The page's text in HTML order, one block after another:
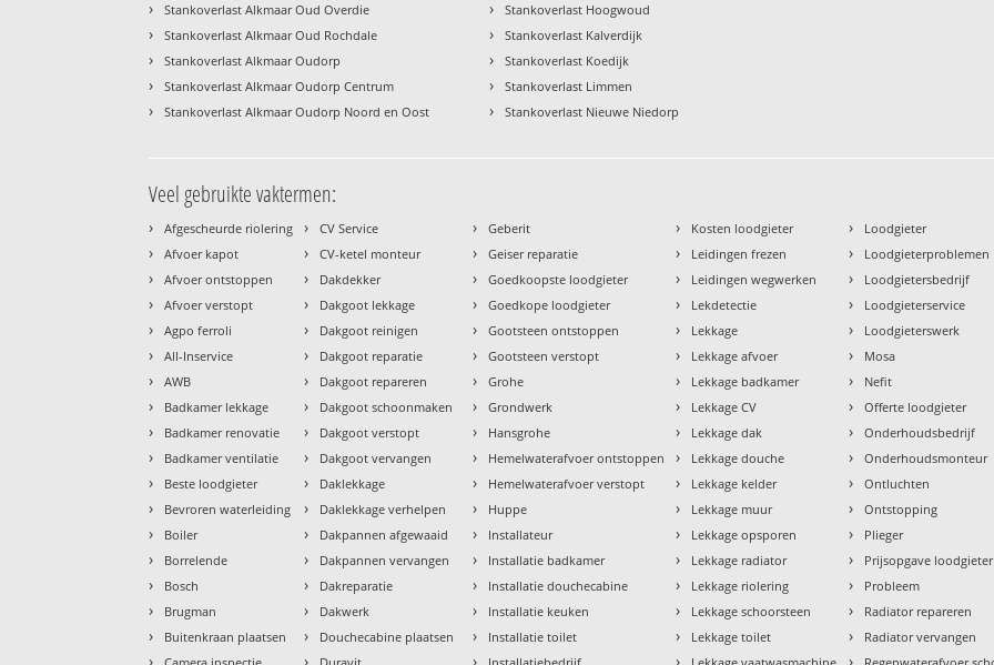
› Stankoverlast Alkmaar Oud Overdie
› Stankoverlast Alkmaar Oud Rochdale
› Stankoverlast Alkmaar Oudorp
› Stankoverlast Alkmaar Oudorp Centrum
› Stankoverlast Alkmaar Oudorp Noord en Oost
› Stankoverlast Hoogwoud
› Stankoverlast Kalverdijk
› Stankoverlast Koedijk
› Stankoverlast Limmen
› Stankoverlast Nieuwe Niedorp
Veel gebruikte vaktermen:
› Afgescheurde riolering
› Afvoer kapot
› Afvoer ontstoppen
› Afvoer verstopt
› Agpo ferroli
› All-Inservice
› AWB
› Badkamer lekkage
› Badkamer renovatie
› Badkamer ventilatie
› Beste loodgieter
› Bevroren waterleiding
› Boiler
› Borrelende
› Bosch
› Brugman
› Buitenkraan plaatsen
›
› CV Service
› CV-ketel monteur
› Dakdekker
› Dakgoot lekkage
› Dakgoot reinigen
› Dakgoot reparatie
› Dakgoot repareren
› Dakgoot schoonmaken
› Dakgoot verstopt
› Dakgoot vervangen
› Daklekkage
› Daklekkage verhelpen
› Dakpannen afgewaaid
› Dakpannen vervangen
› Dakreparatie
› Dakwerk
› Douchecabine plaatsen
›
› Geberit
› Geiser reparatie
› Goedkoopste loodgieter
› Goedkope loodgieter
› Gootsteen ontstoppen
› Gootsteen verstopt
› Grohe
› Grondwerk
› Hansgrohe
› Hemelwaterafvoer ontstoppen
› Hemelwaterafvoer verstopt
› Huppe
› Installateur
› Installatie badkamer
› Installatie douchecabine
› Installatie keuken
› Installatie toilet
›
› Kosten loodgieter
› Leidingen frezen
› Leidingen wegwerken
› Lekdetectie
› Lekkage
› Lekkage afvoer
› Lekkage badkamer
› Lekkage CV
› Lekkage dak
› Lekkage douche
› Lekkage kelder
› Lekkage muur
› Lekkage opsporen
› Lekkage radiator
› Lekkage riolering
› Lekkage schoorsteen
› Lekkage toilet
›
› Loodgieter
› Loodgieterproblemen
› Loodgietersbedrijf
› Loodgieterservice
› Loodgieterswerk
› Mosa
› Nefit
› Offerte loodgieter
› Onderhoudsbedrijf
› Onderhoudsmonteur
› Ontluchten
› Ontstopping
› Plieger
› Prijsopgave loodgieter
› Probleem
› Radiator repareren
› Radiator vervangen
›